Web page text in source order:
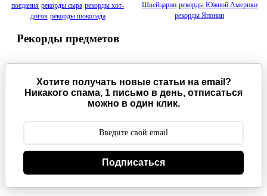
поедания рекорды сыра рекорды хот-
догов рекорды шоколада
Рекорды предметов
Швейцарии рекорды Южной Америки
рекорды Японии
Хотите получать новые статьи на email?
Никакого спама, 1 письмо в день, отписаться
можно в один клик.
Подписаться